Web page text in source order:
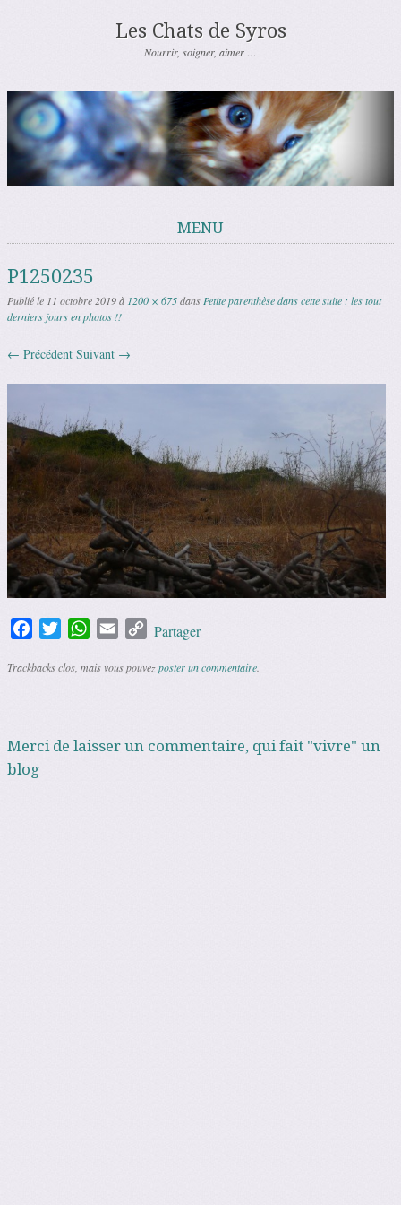
Les Chats de Syros
Nourrir, soigner, aimer …
MENU
P1250235
Publié le 11 octobre 2019à 1200 × 675dansPetite parenthèse dans cette suite : les tout
derniers jours en photos !!
← Précédent Suivant →
FacebookTwitterWhatsApp
Email Copy
Partager
Trackbacks clos, mais vous pouvezposter un commentaire
Merci de laisser un commentaire, qui fait "vivre" un
blog